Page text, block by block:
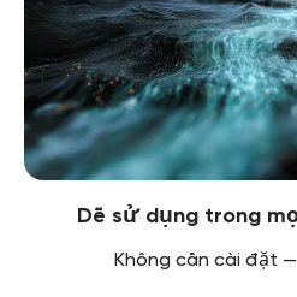
Dễ sử dụng trong
Không cần cài đặt